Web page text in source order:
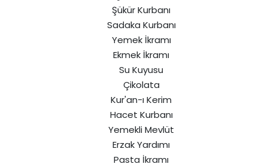
Şükür Kurbanı
Sadaka Kurbanı
Yemek İkramı
Ekmek İkramı
Su Kuyusu
Çikolata
Kur'an-ı Kerim
Hacet Kurbanı
Yemekli Mevlüt
Erzak Yardımı
Pasta İkramı